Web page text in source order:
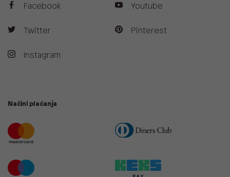
Facebook
Twitter
Instagram
Youtube
Pinterest
Načini plaćanja